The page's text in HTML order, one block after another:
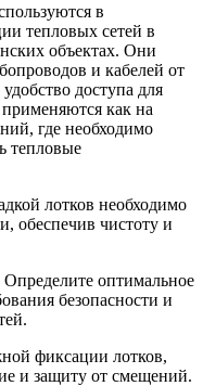
в
тепловых сетей в
объектах. Они
и кабелей от
доступа для
как на
где необходимо
тепловые
лотков необходимо
обеспечив чистоту и
оптимальное
безопасности и
фиксации лотков,
и защиту от смещений.